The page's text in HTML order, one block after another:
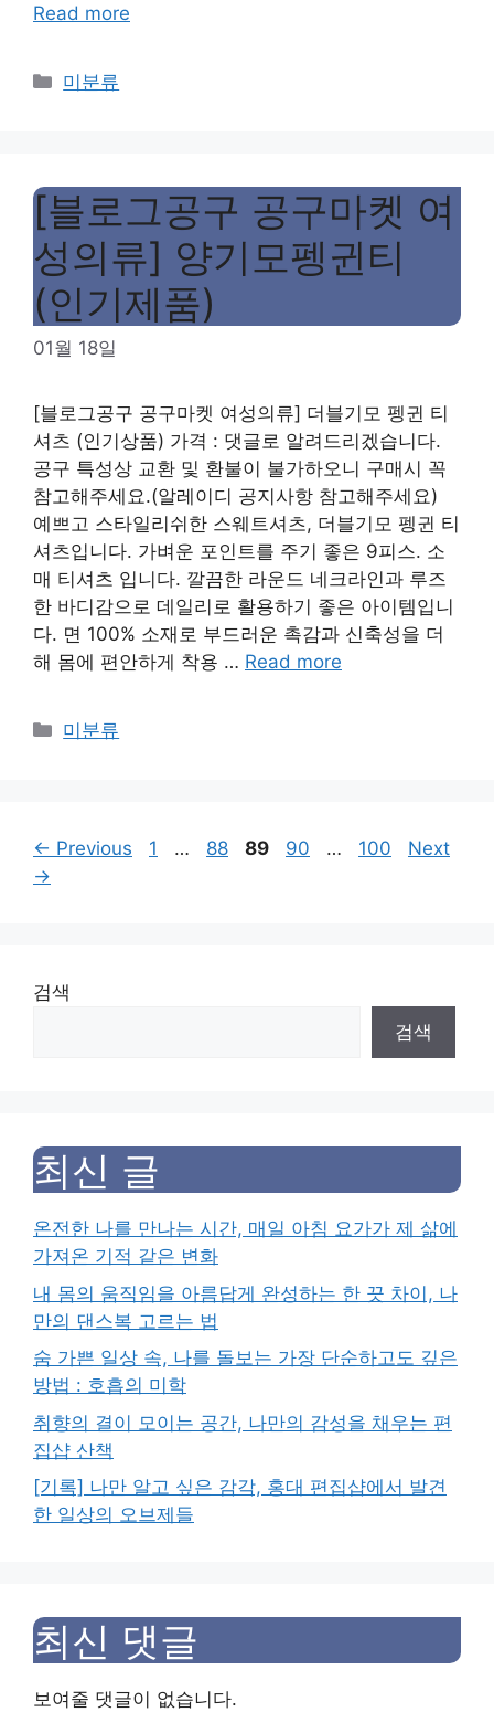
Read more
Categories
미분류
[블로그공구 공구마켓 여
성의류] 양기모펭귄티
(인기제품)
01월 18일
[블로그공구 공구마켓 여성의류] 더블기모 펭귄 티
셔츠 (인기상품) 가격 : 댓글로 알려드리겠습니다.
공구 특성상 교환 및 환불이 불가하오니 구매시 꼭
참고해주세요.(알레이디 공지사항 참고해주세요)
예쁘고 스타일리쉬한 스웨트셔츠, 더블기모 펭귄 티
셔츠입니다. 가벼운 포인트를 주기 좋은 9피스. 소
매 티셔츠 입니다. 깔끔한 라운드 네크라인과 루즈
한 바디감으로 데일리로 활용하기 좋은 아이템입니
다. 면 100% 소재로 부드러운 촉감과 신축성을 더
해 몸에 편안하게 착용 … Read more
Categories
미분류
← Previous Page
1 … Page
88 Page
89 Page
90 … Page
100
Next
→
검색
검색
최신 글
온전한 나를 만나는 시간, 매일 아침 요가가 제 삶에
가져온 기적 같은 변화
내 몸의 움직임을 아름답게 완성하는 한 끗 차이, 나
만의 댄스복 고르는 법
숨 가쁜 일상 속, 나를 돌보는 가장 단순하고도 깊은
방법 : 호흡의 미학
취향의 결이 모이는 공간, 나만의 감성을 채우는 편
집샵 산책
[기록] 나만 알고 싶은 감각, 홍대 편집샵에서 발견
한 일상의 오브제들
최신 댓글
보여줄 댓글이 없습니다.